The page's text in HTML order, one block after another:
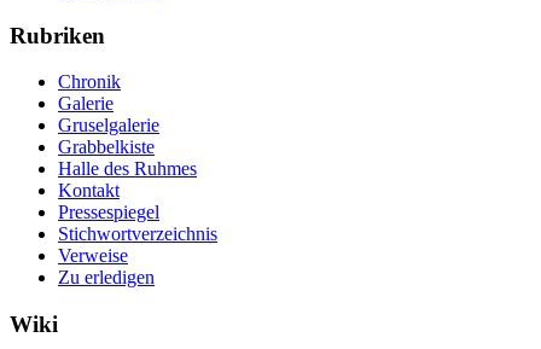
Rubriken
Chronik
Galerie
Gruselgalerie
Grabbelkiste
Halle des Ruhmes
Kontakt
Pressespiegel
Stichwortverzeichnis
Verweise
Zu erledigen
Wiki